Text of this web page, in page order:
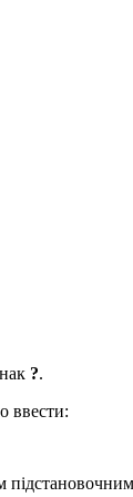
?.
ввести: